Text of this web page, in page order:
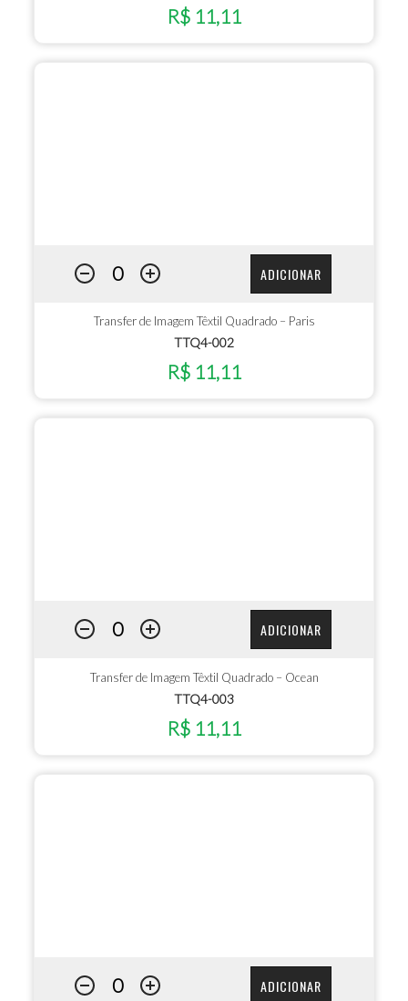
R$ 11,11
ADICIONAR
Transfer de Imagem Têxtil Quadrado – Paris
TTQ4-002
R$ 11,11
ADICIONAR
Transfer de Imagem Têxtil Quadrado – Ocean
TTQ4-003
R$ 11,11
ADICIONAR